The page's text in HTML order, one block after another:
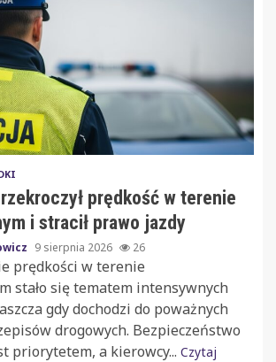
prędkość w terenie
i stracił prawo jazdy
9 sierpnia 2026 26
prędkości w terenie
stało się tematem intensywnych
gdy dochodzi do poważnych
drogowych. Bezpieczeństwo
priorytetem, a kierowcy... Czytaj